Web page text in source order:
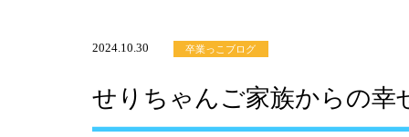
2024.10.30 卒業っこブログ
せりちゃんご家族からの幸